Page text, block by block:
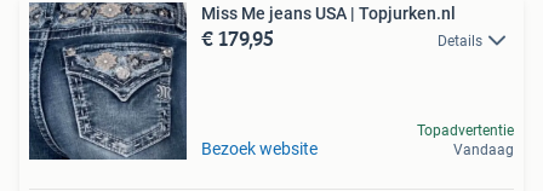
Miss Me jeans USA | Topjurken.nl
€ 179,95 Details
Bezoek website
Topadvertentie
Vandaag